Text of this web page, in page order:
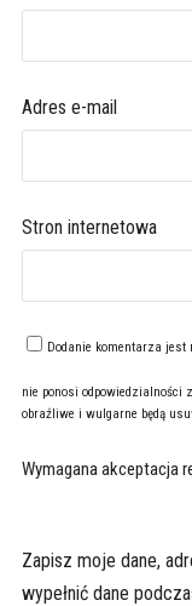
Adres e-mail
Stron internetowa
Dodanie komentarza
nie ponosi
obraźliwe i wulgarne będą
Wymagana akceptacja
Zapisz moje dane,
wypełnić dane